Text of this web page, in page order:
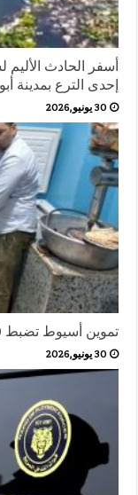
أسفر الحادث
إحدى الترع بمدينة أبو تيج عن
30 يونيو,2026
تموين أسيوط تضبط 80 كجم لحوم فاسدة بالقوصية
30 يونيو,2026